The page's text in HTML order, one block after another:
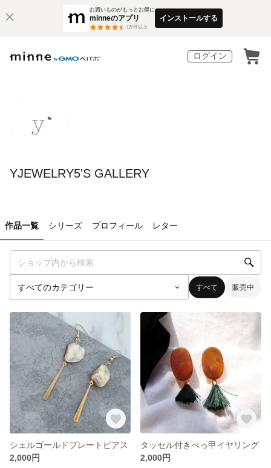
お買いものがもっとお得に
minneのアプリ
3万件以上
インストールする
ログイン
YJEWELRY5'S GALLERY
作品一覧 シリーズ プロフィール レター
すべて 販売中
シェルゴールドプレートピアス
2,000円
タッセル付きべっ甲イヤリング
2,000円